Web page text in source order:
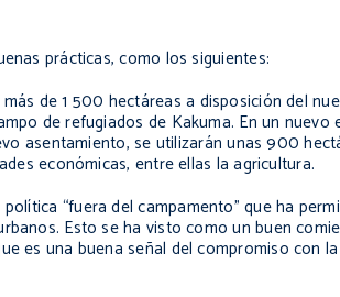
prácticas, como los siguientes:
de 1 500 hectáreas a disposición del
de refugiados de Kakuma. En un
asentamiento, se utilizarán unas 900
económicas, entre ellas la agricultura.
“fuera del campamento” que ha
Esto se ha visto como un buen
es una buena señal del compromiso con